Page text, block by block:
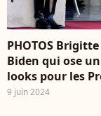
PHOTOS
Biden qui ose
looks pour les
9 juin 2024